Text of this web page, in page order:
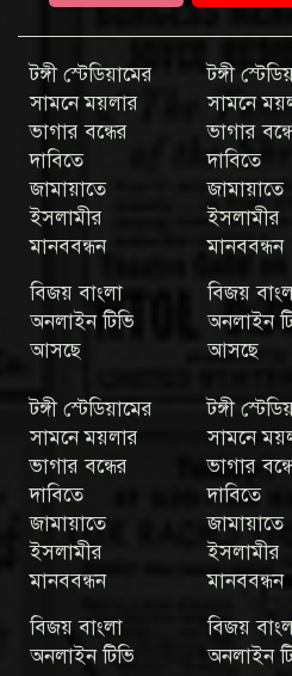
টঙ্গী স্টেডিয়ামের
সামনে ময়লার
ভাগার বন্ধের
দাবিতে
জামায়াতে
ইসলামীর
মানববন্ধন
বিজয় বাংলা
অনলাইন টিভি
আসছে
টঙ্গী
সামনে
ভাগার
দাবিতে
জামায়াতে
ইসলামীর
মানববন্ধন
বিজয়
অনলাইন
আসছে
টঙ্গী স্টেডিয়ামের
সামনে ময়লার
ভাগার বন্ধের
দাবিতে
জামায়াতে
ইসলামীর
মানববন্ধন
বিজয় বাংলা
অনলাইন টিভি
টঙ্গী
সামনে
ভাগার
দাবিতে
জামায়াতে
ইসলামীর
মানববন্ধন
বিজয়
অনলাইন